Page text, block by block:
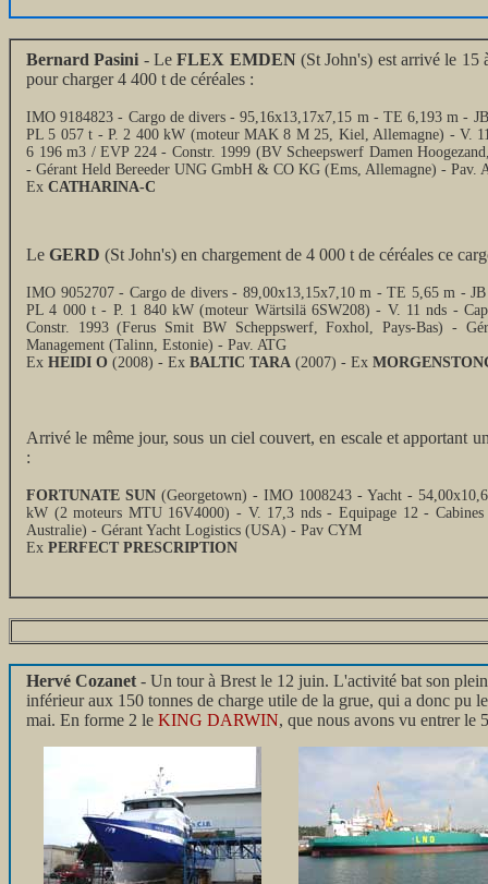
Bernard Pasini - LeFLEX EMDEN(St John's) est arrivé le 15
pour charger 4 400 t de céréales :
IMO 9184823 - Cargo de divers - 95,16x13,17x7,15 m - TE 6,193 m -
PL 5 057 t - P. 2 400 kW (moteur MAK 8 M 25, Kiel, Allemagne) - V.
6 196 m3 / EVP 224 - Constr. 1999 (BV Scheepswerf Damen
- Gérant Held Bereeder UNG GmbH & CO KG (Ems, Allemagne) - Pav.
Ex CATHARINA-C
Le GERD (St John's) en chargement de 4 000 t de céréales ce
IMO 9052707 - Cargo de divers - 89,00x13,15x7,10 m - TE 5,65 m -
PL 4 000 t - P. 1 840 kW (moteur Wärtsilä 6SW208) - V. 11 nds -
Constr. 1993 (Ferus Smit BW Scheppswerf, Foxhol, Pays-Bas) -
Management (Talinn, Estonie) - Pav. ATG
Ex HEIDI O (2008) - Ex BALTIC TARA (2007) - Ex
Arrivé le même jour, sous un ciel couvert, en escale et apportant
:
FORTUNATE SUN (Georgetown) - IMO 1008243 - Yacht -
kW (2 moteurs MTU 16V4000) - V. 17,3 nds - Equipage 12 - Cabines
Australie) - Gérant Yacht Logistics (USA) - Pav CYM
Ex PERFECT PRESCRIPTION
Hervé Cozanet - Un tour à Brest le 12 juin. L'activité bat son
inférieur aux 150 tonnes de charge utile de la grue, qui a donc pu
mai. En forme 2 le KING DARWIN, que nous avons vu entrer le